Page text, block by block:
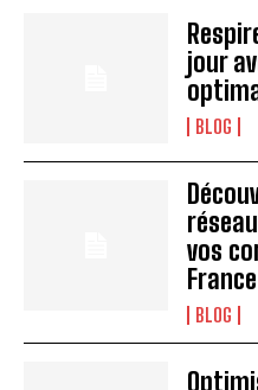
jour
BLOG
vos
France
BLOG